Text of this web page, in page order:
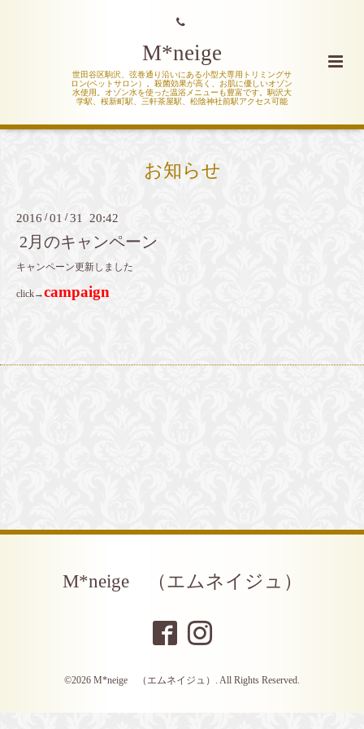
M*neige
世田谷区駒沢、弦巻通り沿いにある小型犬専用トリミングサ
ロン(ペットサロン）。殺菌効果が高く、お肌に優しいオゾン
水使用。オゾン水を使った温浴メニューも豊富です。駒沢大
学駅、桜新町駅、三軒茶屋駅、松陰神社前駅アクセス可能
お知らせ
2016 /01 /31 20:42
2月のキャンペーン
キャンペーン更新しました
click→campaign
M*neige （エムネイジュ）
©2026 M*neige （エムネイジュ） . All Rights Reserved.